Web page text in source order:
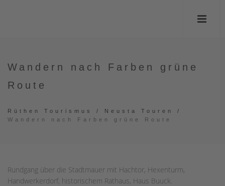
Wandern nach Farben grüne
Route
Rüthen Tourismus / Neusta Touren
/
Wandern nach Farben grüne Route
Rundgang über die Stadtmauer mit Hachtor, Hexenturm,
Handwerkerdorf, historischem Rathaus, Haus Buuck.